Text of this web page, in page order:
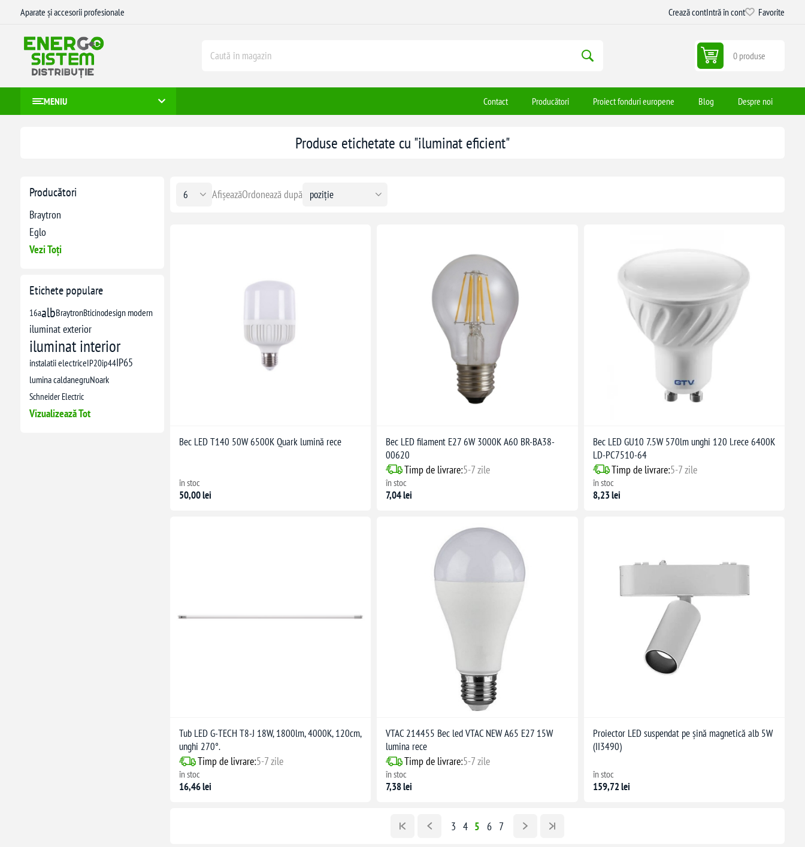
Aparate și accesorii profesionale Crează contIntră în cont Favorite
0 produse
MENIU Contact Producători Proiect fonduri europene Blog Despre noi
Producători
Braytron
Eglo
Vezi Toți
Etichete populare
16aalbBraytronBticinodesign modern
iluminat exterior
iluminat interior
instalatii electriceIP20ip44IP65
lumina caldanegruNoark
Schneider Electric
Vizualizează Tot
Produse etichetate cu "iluminat eficient"
Ordonează după
Afișează
Bec LED T140 50W 6500K Quark lumină rece
în stoc
50,00 lei
Bec LED filament E27 6W 3000K A60 BR-BA38-
00620
Timp de livrare:5-7 zile
în stoc
7,04 lei
Bec LED GU10 7.5W 570lm unghi 120 l.rece 6400K
LD-PC7510-64
Timp de livrare:5-7 zile
în stoc
8,23 lei
Tub LED G-TECH T8-J 18W, 1800lm, 4000K, 120cm,
unghi 270°.
Timp de livrare:5-7 zile
în stoc
16,46 lei
VTAC 214455 Bec led VTAC NEW A65 E27 15W
lumina rece
Timp de livrare:5-7 zile
în stoc
7,38 lei
Proiector LED suspendat pe șină magnetică alb 5W
(II3490)
în stoc
159,72 lei
3 4 5 6 7